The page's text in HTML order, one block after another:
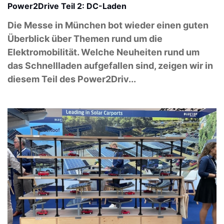
Power2Drive Teil 2: DC-Laden
Die Messe in München bot wieder einen guten
Überblick über Themen rund um die
Elektromobilität. Welche Neuheiten rund um
das Schnellladen aufgefallen sind, zeigen wir in
diesem Teil des Power2Driv...